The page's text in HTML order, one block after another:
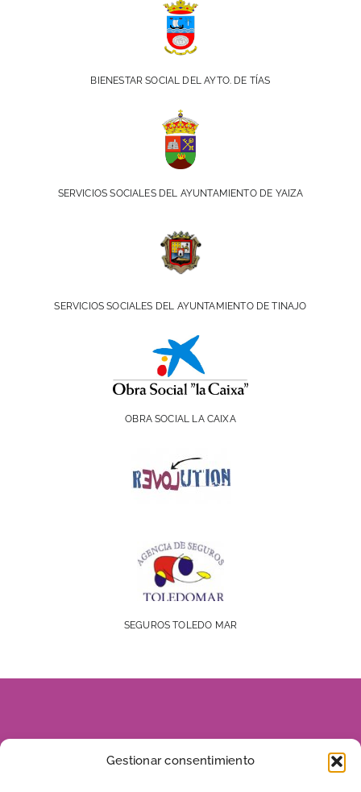
Gestionar consentimiento
BIENESTAR SOCIAL DEL AYTO. DE TÍAS
SERVICIOS SOCIALES DEL AYUNTAMIENTO DE YAIZA
SERVICIOS SOCIALES DEL AYUNTAMIENTO DE TINAJO
OBRA SOCIAL LA CAIXA
SEGUROS TOLEDO MAR
928 816 960